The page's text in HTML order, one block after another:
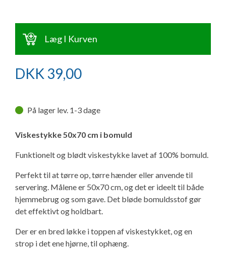
Hobby Maxia
Lille campingvogn
Vil du sælge din campingvogn?
Isabella weekend- og vinterfortelte
Isabella fortelte til specialvogne
Isabella Opstillingsvejledninger
Adria Compact
Aircondition og klimaanlæg
GPS tracker til autocamper og campingvogn
Sikker handel
Klagemuligheder
Konkurrenceregler
Handelsbetingelser - webshop
Cookie & Privatlivspolitik
GPDR - Optagelse af foto og video
Læg I Kurven
DKK 39,00
På lager lev. 1-3 dage
Viskestykke 50x70 cm i bomuld
Funktionelt og blødt viskestykke lavet af 100% bomuld.
Perfekt til at tørre op, tørre hænder eller anvende til
servering. Målene er 50x70 cm, og det er ideelt til både
hjemmebrug og som gave. Det bløde bomuldsstof gør
det effektivt og holdbart.
Der er en bred løkke i toppen af viskestykket, og en
strop i det ene hjørne, til ophæng.